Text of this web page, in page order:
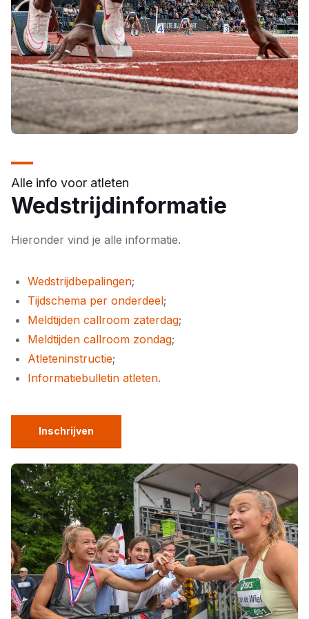
Alle info voor atleten
Wedstrijdinformatie
Hieronder vind je alle informatie.
Wedstrijdbepalingen;
Tijdschema per onderdeel;
Meldtijden callroom zaterdag;
Meldtijden callroom zondag;
Atleteninstructie;
Informatiebulletin atleten.
Inschrijven